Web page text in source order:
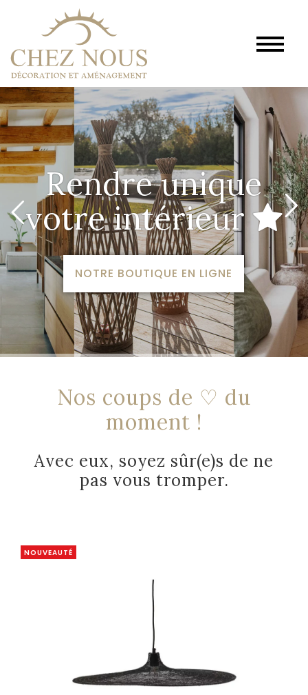
Rendre unique
votre intérieur
NOTRE BOUTIQUE EN LIGNE
Nos coups de ♡ du
moment !
Avec eux, soyez sûr(e)s de ne
pas vous tromper.
NOUVEAUTÉ